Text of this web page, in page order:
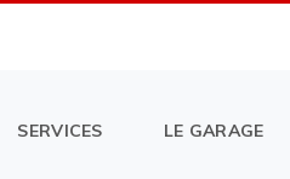
SERVICES LE GARAGE